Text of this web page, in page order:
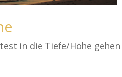
in die Tiefe/Höhe